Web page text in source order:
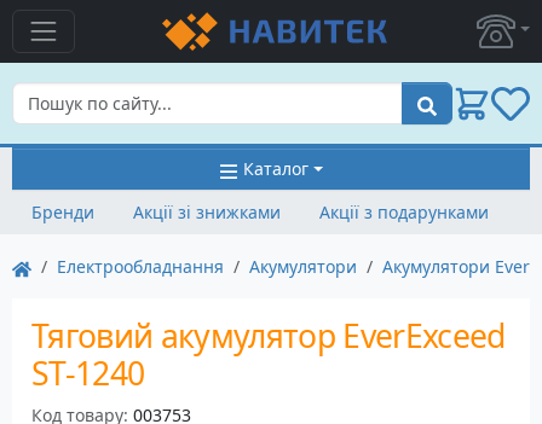
Пошук
Каталог
Бренди
Акції зі знижками Акції з подарунками
Електрообладнання Акумулятори Акумулятори
Тяговий акумулятор EverExceed
ST-1240
Код товару: 003753